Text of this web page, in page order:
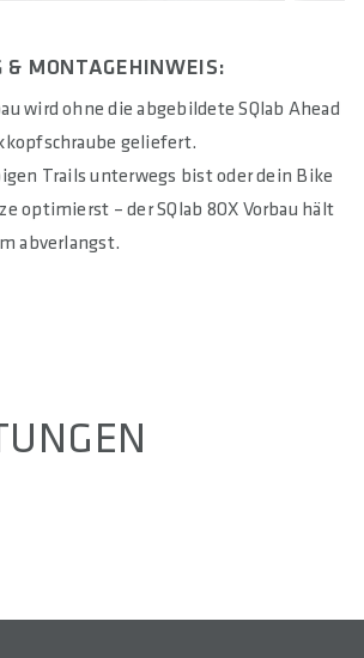
& MONTAGEHINWEIS:
wird ohne die abgebildete SQlab Ahead
geliefert.
Trails unterwegs bist oder dein Bike
optimierst – der SQlab 8OX Vorbau hält
abverlangst.